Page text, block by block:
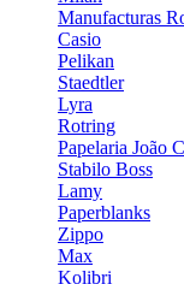
Manufacturas
Casio
Pelikan
Staedtler
Lyra
Rotring
Papelaria João
Stabilo Boss
Lamy
Paperblanks
Zippo
Max
Kolibri